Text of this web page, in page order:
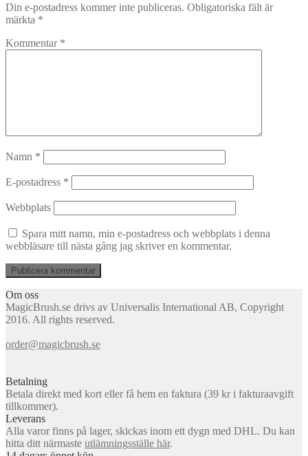
Din e-postadress kommer inte publiceras. Obligatoriska fält är
märkta *
Kommentar *
Namn *
E-postadress *
Webbplats
Spara mitt namn, min e-postadress och webbplats i denna
webbläsare till nästa gång jag skriver en kommentar.
Om oss
MagicBrush.se drivs av Universalis International AB, Copyright
2016. All rights reserved.
order@magicbrush.se
Betalning
Betala direkt med kort eller få hem en faktura (39 kr i fakturaavgift
tillkommer).
Leverans
Alla varor finns på lager, skickas inom ett dygn med DHL. Du kan
hitta ditt närmaste utlämningsställe här.